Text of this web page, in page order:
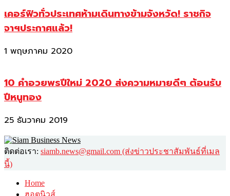
เคอร์ฟิวทั่วประเทศห้ามเดินทางข้ามจังหวัด! ราชกิจ
จาฯประกาศแล้ว!
1 พฤษภาคม 2020
10 คำอวยพรปีใหม่ 2020 ส่งความหมายดีๆ ต้อนรับ
ปีหนูทอง
25 ธันวาคม 2019
ติดต่อเรา: siamb.news@gmail.com (ส่งข่าวประชาสัมพันธ์ที่เมล
นี้)
Home
ฮอตนิวส์